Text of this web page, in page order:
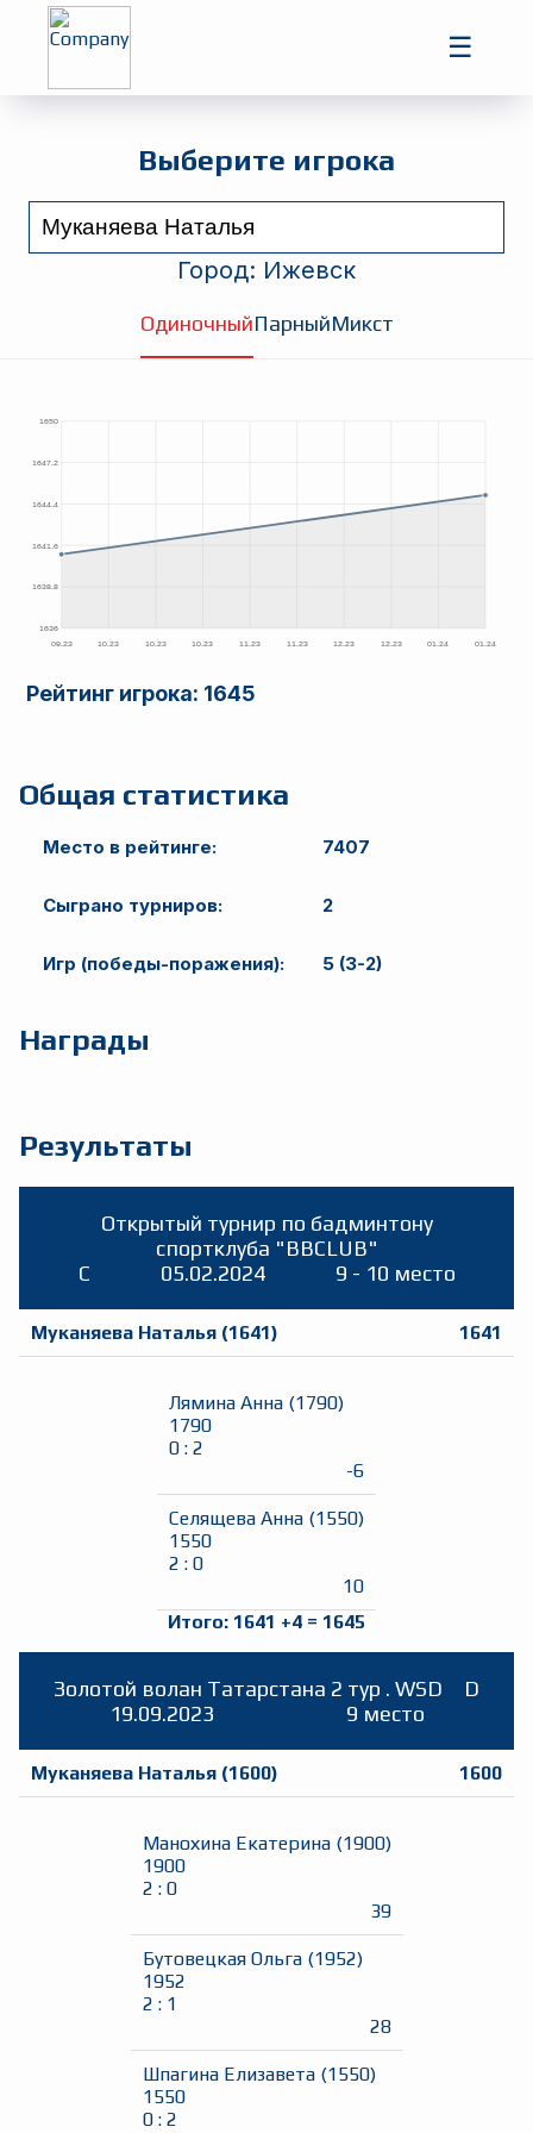
☰
Выберите игрока
Город: Ижевск
ОдиночныйПарныйМикст
Рейтинг игрока: 1645
Общая статистика
Место в рейтинге: 7407
Сыграно турниров: 2
Игр (победы-поражения): 5 (3-2)
Награды
Результаты
Открытый турнир по бадминтону
спортклуба "BBCLUB"
C
05.02.2024 9 - 10 место
Муканяева Наталья (1641) 1641
Лямина Анна (1790)
1790
0 : 2
-6
Селящева Анна (1550)
1550
2 : 0
10
Итого: 1641 +4 = 1645
Золотой волан Татарстана 2 тур . WSD
D
19.09.2023
9 место
Муканяева Наталья (1600) 1600
Манохина Екатерина (1900)
1900
2 : 0
39
Бутовецкая Ольга (1952)
1952
2 : 1
28
Шпагина Елизавета (1550)
1550
0: 2